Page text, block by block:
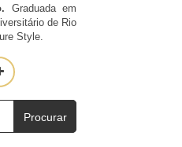
Graduada em
de Rio
Style.
Procurar